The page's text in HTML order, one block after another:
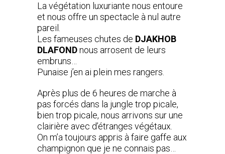
La végétation luxuriante nous entoure
et nous offre un spectacle à nul autre
pareil.
Les fameuses chutes de DJAKHOB
DLAFONDnous arrosent de leurs
embruns…
Punaise j’en ai plein mes rangers.
Après plus de 6 heures de marche à
pas forcés dans la jungle trop picale,
bien trop picale, nous arrivons sur une
clairière avec d’étranges végétaux.
On m’a toujours appris à faire gaffe aux
champignon que je ne connais pas…